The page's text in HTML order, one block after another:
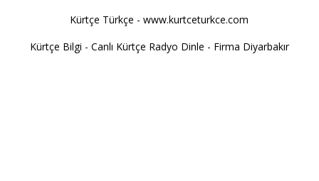
Kürtçe Türkçe - www.kurtceturkce.com
Kürtçe Bilgi - Canlı Kürtçe Radyo Dinle - Firma Diyarbakır